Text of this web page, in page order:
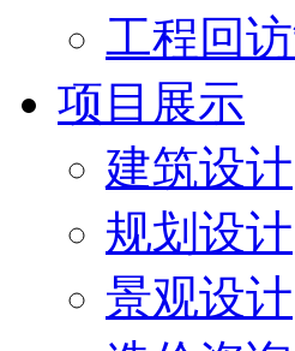
工程回
项目展示
建筑设计
规划设计
景观设计